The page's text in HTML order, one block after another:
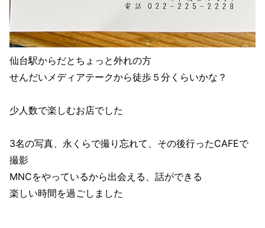
仙台駅からだとちょっと外れの方
せんだいメディアテークから徒歩５分くらいかな？
少人数で楽しむお店でした
3名の写真、永くらで撮り忘れて、その後行ったCAFEで
撮影
MNCをやっているから出会える、話ができる
楽しい時間を過ごしました